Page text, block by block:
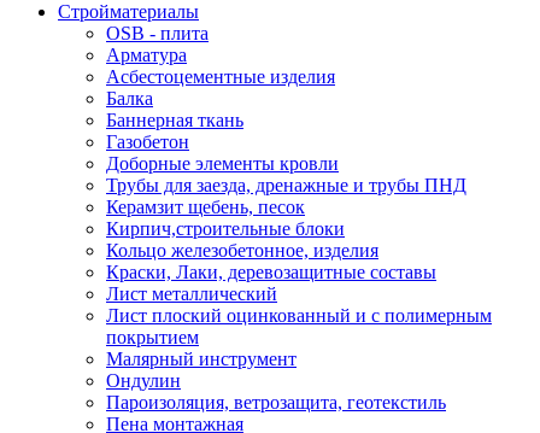
Стройматериалы
OSB - плита
Арматура
Асбестоцементные изделия
Балка
Баннерная ткань
Газобетон
Доборные элементы кровли
Трубы для заезда, дренажные и трубы ПНД
Керамзит щебень, песок
Кирпич,строительные блоки
Кольцо железобетонное, изделия
Краски, Лаки, деревозащитные составы
Лист металлический
Лист плоский оцинкованный и с полимерным
покрытием
Малярный инструмент
Ондулин
Пароизоляция, ветрозащита, геотекстиль
Пена монтажная